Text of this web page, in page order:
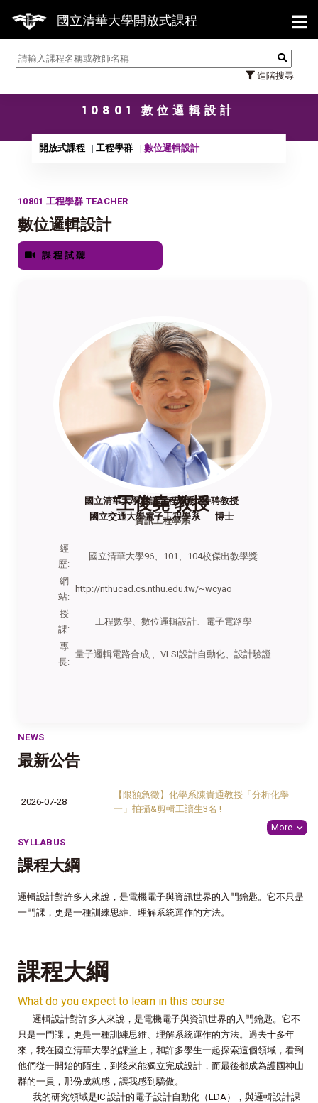
國立清華大學開放式課程
進階搜尋
【7/
10801 數位邏輯設計
開放式課程 工程學群 數位邏輯設計
10801 工程學群 TEACHER
數位邏輯設計
課程試聽
王俊堯 教授
資訊工程學系
國立清華大學資訊工程學系 特聘教授
國立交通大學電子工程學系 博士
經
歷:
國立清華大學96、101、104校傑出教學獎
網
站:
http://nthucad.cs.nthu.edu.tw/~wcyao
授
課:
工程數學、數位邏輯設計、電子電路學
專
長:
量子邏輯電路合成,、VLSI設計自動化、設計驗證
NEWS
最新公告
2026-07-28
【限額急徵】化學系陳貴通教授「分析化學
一」拍攝&剪輯工讀生3名 !
More
SYLLABUS
課程大綱
邏輯設計對許多人來說，是電機電子與資訊世界的入門鑰匙。它不只是
一門課，更是一種訓練思維、理解系統運作的方法。
課程大綱
What do you expect to learn in this course
邏輯設計對許多人來說，是電機電子與資訊世界的入門鑰匙。它不
只是一門課，更是一種訓練思維、理解系統運作的方法。過去十多年
來，我在國立清華大學的課堂上，和許多學生一起探索這個領域，看到
他們從一開始的陌生，到後來能獨立完成設計，而最後都成為護國神山
群的一員，那份成就感，讓我感到驕傲。
我的研究領域是IC 設計的電子設計自動化（EDA），與邏輯設計課